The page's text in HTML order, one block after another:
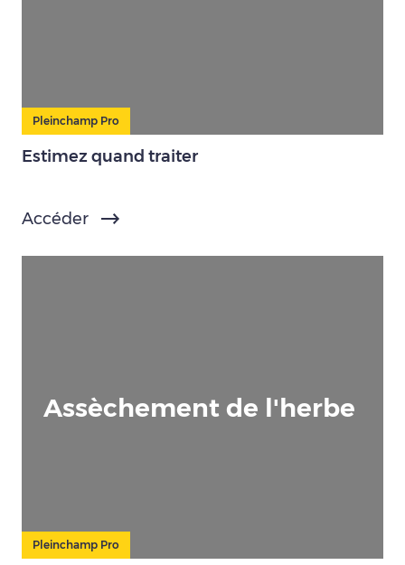
Pleinchamp Pro
Estimez quand traiter
Accéder
Assèchement de l'herbe
Pleinchamp Pro